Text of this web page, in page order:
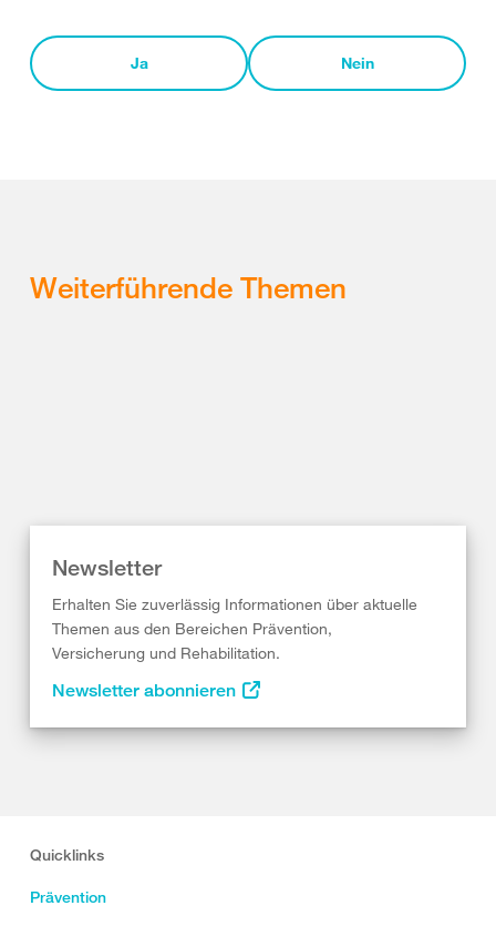
Ja Nein
Weiterführende Themen
Newsletter
Erhalten Sie zuverlässig Informationen über aktuelle
Themen aus den Bereichen Prävention,
Versicherung und Rehabilitation.
Newsletter abonnieren
Quicklinks
Prävention